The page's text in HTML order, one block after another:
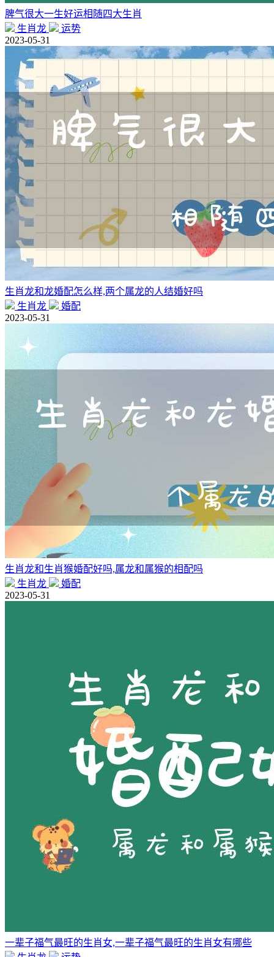
脾气很大一生好运相随四大生肖
生肖龙
运势
2023-05-31
生肖龙和龙婚配怎么样,两个属龙的人结婚好吗
生肖龙
婚配
2023-05-31
生肖龙和生肖猴婚配好吗,属龙和属猴的相配吗
生肖龙
婚配
2023-05-31
一辈子福气最旺的生肖女,一辈子福气最旺的生肖女有哪些